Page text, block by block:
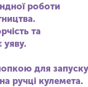
роботи
та
для
ручці кулемета.